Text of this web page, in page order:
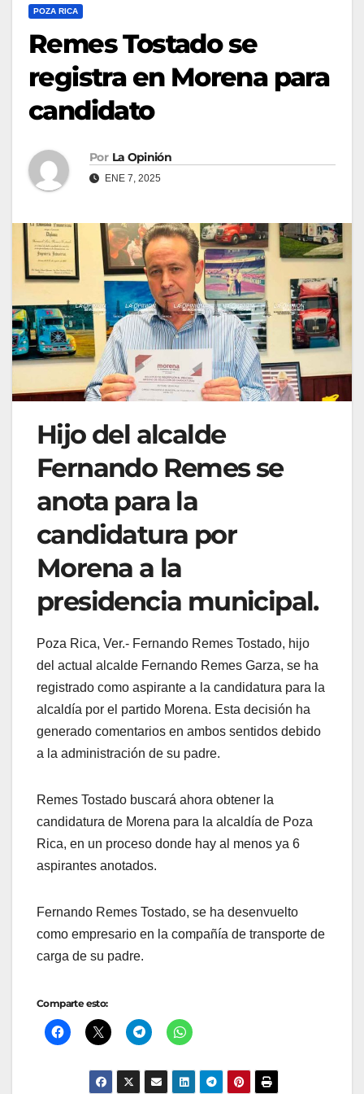
POZA RICA
Remes Tostado se
registra en Morena para
candidato
Por La Opinión
ENE 7, 2025
Hijo del alcalde
Fernando Remes se
anota para la
candidatura por
Morena a la
presidencia municipal.
Poza Rica, Ver.- Fernando Remes Tostado, hijo
del actual alcalde Fernando Remes Garza, se ha
registrado como aspirante a la candidatura para la
alcaldía por el partido Morena. Esta decisión ha
generado comentarios en ambos sentidos debido
a la administración de su padre.
Remes Tostado buscará ahora obtener la
candidatura de Morena para la alcaldía de Poza
Rica, en un proceso donde hay al menos ya 6
aspirantes anotados.
Fernando Remes Tostado, se ha desenvuelto
como empresario en la compañía de transporte de
carga de su padre.
Comparte esto: